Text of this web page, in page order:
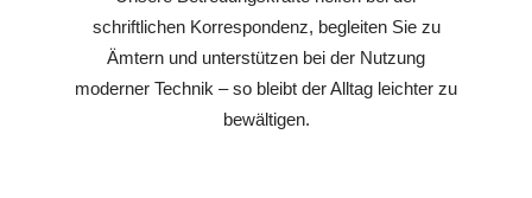
schriftlichen Korrespondenz, begleiten Sie zu
Ämtern und unterstützen bei der Nutzung
moderner Technik – so bleibt der Alltag leichter zu
bewältigen.